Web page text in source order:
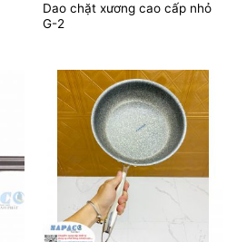
Dao chặt xương cao cấp nhỏ
G-2